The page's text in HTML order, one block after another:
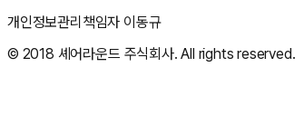
개인정보관리책임자 이동규
© 2018 셰어라운드 주식회사. All rights reserved.